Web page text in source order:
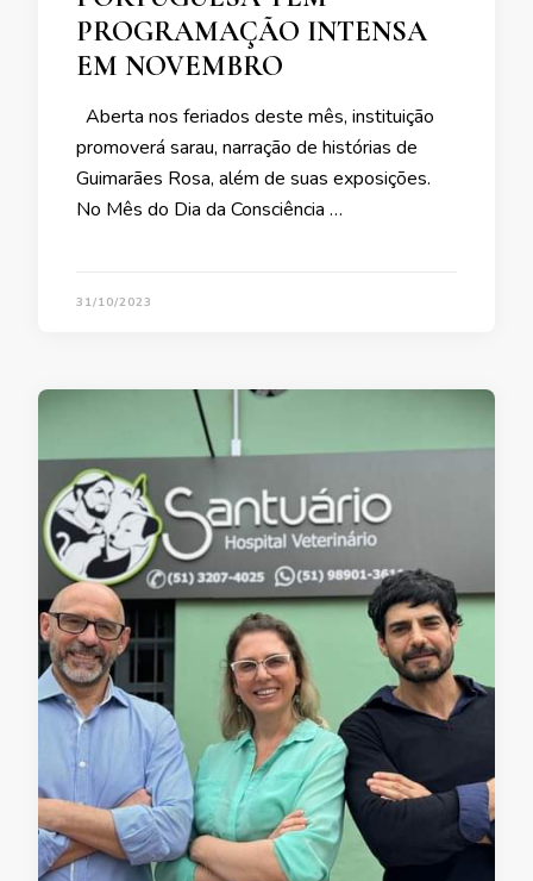
PROGRAMAÇÃO INTENSA
EM NOVEMBRO
Aberta nos feriados deste mês, instituição
promoverá sarau, narração de histórias de
Guimarães Rosa, além de suas exposições.
No Mês do Dia da Consciência …
31/10/2023